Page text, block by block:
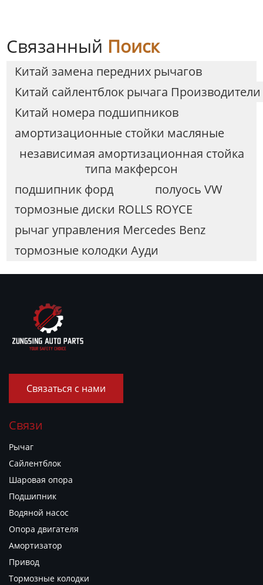
Связанный Поиск
Китай замена передних рычагов
Китай сайлентблок рычага Производители
Китай номера подшипников
амортизационные стойки масляные
независимая амортизационная стойка
типа макферсон
подшипник форд
полуось VW
тормозные диски ROLLS ROYCE
рычаг управления Mercedes Benz
тормозные колодки Ауди
Связаться с нами
Связи
Рычаг
Сайлентблок
Шаровая опора
Подшипник
Водяной насос
Опора двигателя
Амортизатор
Привод
Тормозные колодки